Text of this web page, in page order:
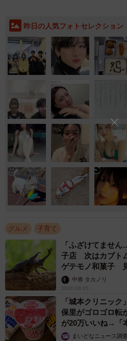
昨日の人気フォトセレクション
グルメ 子育て
「ふざけてませ
子店 次はカブト
ゲテモノ和菓子
らいリアル」
中将 タカノリ
2026.08.05
「城本クリニッ
保里がゴロゴロ転
が20万いいね→「
いいねまいどなニュース調